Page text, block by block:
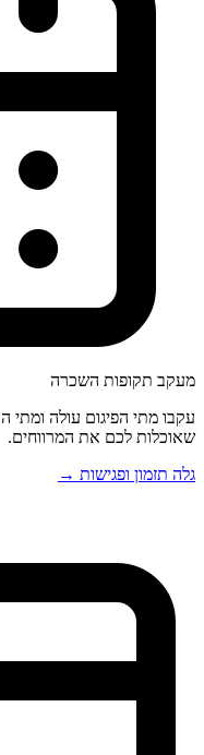
מעקב תקופות השכרה
עקבו מתי הפיגום עולה ומתי
שאוכלות לכם את המרווחים.
גלה תזמון ופגישות →